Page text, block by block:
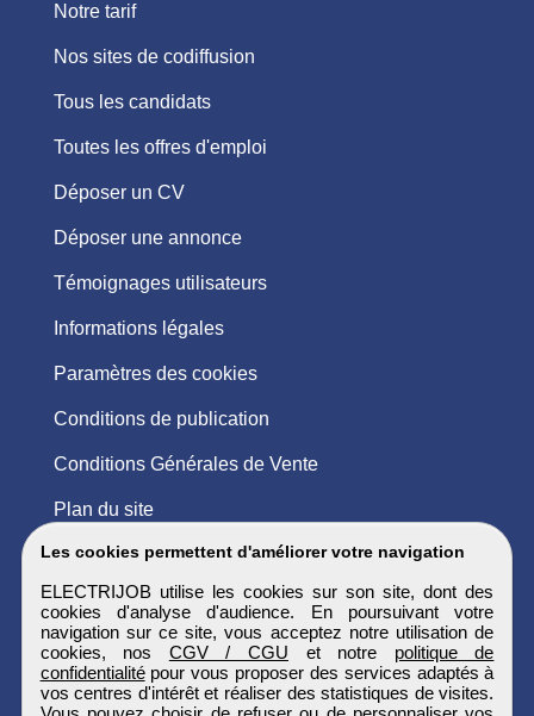
Les cookies permettent d'améliorer votre navigation
ELECTRIJOB utilise les cookies sur son site, dont des
cookies d'analyse d'audience. En poursuivant votre
navigation sur ce site, vous acceptez notre utilisation de
cookies, nos CGV / CGU et notre politique de
confidentialitépour vous proposer des services adaptés à
vos centres d'intérêt et réaliser des statistiques de visites.
Notre tarif
Nos sites de codiffusion
Tous les candidats
Toutes les offres d'emploi
Déposer un CV
Déposer une annonce
Témoignages utilisateurs
Informations légales
Paramètres des cookies
Conditions de publication
Conditions Générales de Vente
Plan du site